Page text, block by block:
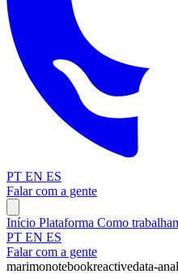
PT EN ES
Falar com a gente
Início Plataforma Como
PT EN ES
Falar com a gente
marimonotebookreactivedata-